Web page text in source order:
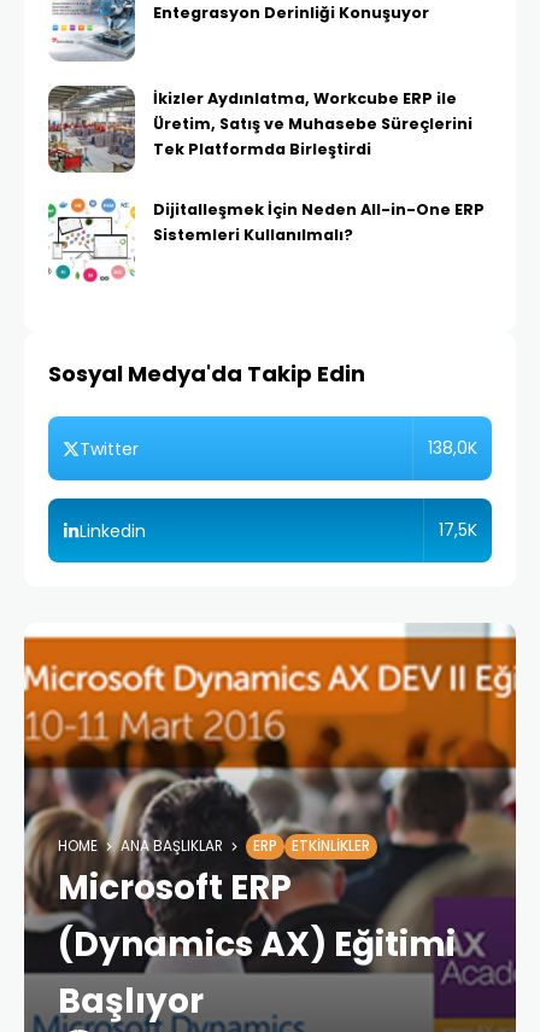
Entegrasyon Derinliği Konuşuyor
İkizler Aydınlatma, Workcube ERP ile
Üretim, Satış ve Muhasebe Süreçlerini
Tek Platformda Birleştirdi
Dijitalleşmek İçin Neden All-in-One ERP
Sistemleri Kullanılmalı?
Sosyal Medya'da Takip Edin
Twitter 138,0K
Linkedin 17,5K
HOME ANA BAŞLIKLAR ERP ETKINLIKLER
Microsoft ERP
(Dynamics AX) Eğitimi
Başlıyor